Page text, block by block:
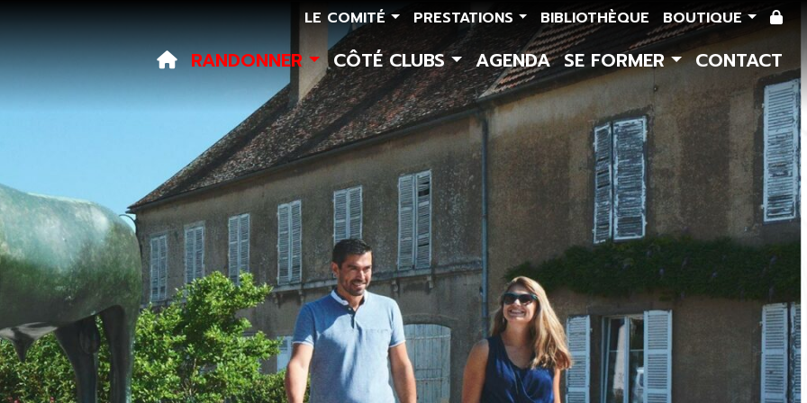
LE COMITÉ PRESTATIONS BIBLIOTHÈQUE BOUTIQUE
RANDONNER CÔTÉ CLUBS AGENDA SE FORMER CONTACT